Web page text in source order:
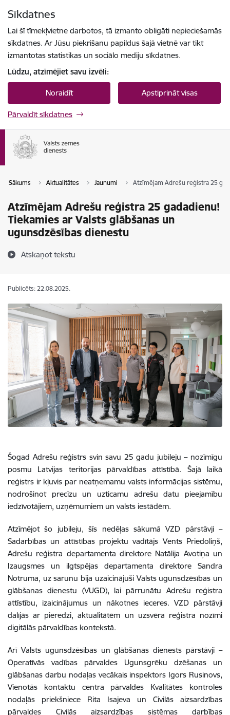
Sīkdatnes
Lai šī tīmekļvietne darbotos, tā izmanto obligāti nepieciešamās
sīkdatnes. Ar Jūsu piekrišanu papildus šajā vietnē var tikt
izmantotas statistikas un sociālo mediju sīkdatnes.
Lūdzu, atzīmējiet savu izvēli:
Noraidīt Apstiprināt visas
Pārvaldīt sīkdatnes
Sākums Aktualitātes Jaunumi Atzīmējam Adrešu reģistra 25
Atzīmējam Adrešu reģistra 25 gadadienu!
Tiekamies ar Valsts glābšanas un
ugunsdzēsības dienestu
Atskaņot tekstu
Publicēts: 22.08.2025.
Šogad Adrešu reģistrs svin savu 25 gadu jubileju – nozīmīgu
posmu Latvijas teritorijas pārvaldības attīstībā. Šajā laikā
reģistrs ir kļuvis par neatņemamu valsts informācijas sistēmu,
nodrošinot precīzu un uzticamu adrešu datu pieejamību
iedzīvotājiem, uzņēmumiem un valsts iestādēm.
Atzīmējot šo jubileju, šīs nedēļas sākumā VZD pārstāvji –
Sadarbības un attīstības projektu vadītājs Vents Priedoliņš,
Adrešu reģistra departamenta direktore Natālija Avotiņa un
Izaugsmes un ilgtspējas departamenta direktore Sandra
Notruma, uz sarunu bija uzaicinājuši Valsts ugunsdzēsības un
glābšanas dienestu (VUGD), lai pārrunātu Adrešu reģistra
attīstību, izaicinājumus un nākotnes ieceres. VZD pārstāvji
dalījās ar pieredzi, aktualitātēm un uzsvēra reģistra nozīmi
digitālās pārvaldības kontekstā.
Arī Valsts ugunsdzēsības un glābšanas dienests pārstāvji –
Operatīvās vadības pārvaldes Ugunsgrēku dzēšanas un
glābšanas darbu nodaļas vecākais inspektors Igors Rusinovs,
Vienotās kontaktu centra pārvaldes Kvalitātes kontroles
nodaļās priekšniece Rita Isajeva un Civilās aizsardzības
pārvaldes Civilās aizsardzības sistēmas darbības